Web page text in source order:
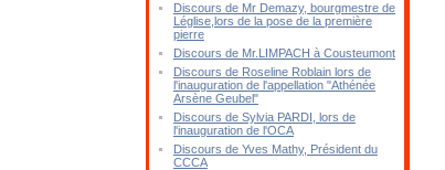
Discours de Mr Demazy, bourgmestre de
Léglise,lors de la pose de la première
pierre
Discours de Mr.LIMPACH à Cousteumont
Discours de Roseline Roblain lors de
l'inauguration de l'appellation "Athénée
Arsène Geubel"
Discours de Sylvia PARDI, lors de
l'inauguration de l'OCA
Discours de Yves Mathy, Président du
CCCA